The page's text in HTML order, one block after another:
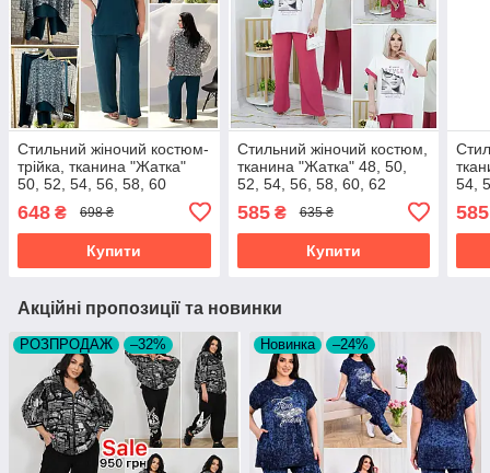
Стильний жіночий костюм-
трійка, тканина "Жатка"
50, 52, 54, 56, 58, 60
648 ₴ 698 ₴
Купити
Стильний жіночий костюм,
тканина "Жатка" 48, 50,
52, 54, 56, 58, 60, 62
585₴ 635 ₴
Купити
54,
585
Акційні пропозиції та новинки
РОЗПРОДАЖ –32% Новинка –24%